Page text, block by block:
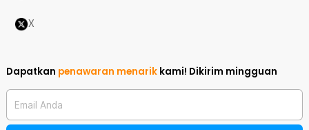
X
Dapatkan penawaran menarik kami! Dikirim mingguan
Email Anda